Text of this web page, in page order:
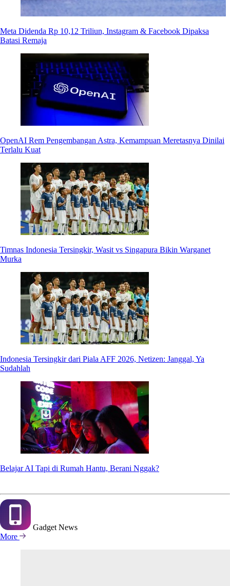
Meta Didenda Rp 10,12 Triliun, Instagram & Facebook Dipaksa
Batasi Remaja
OpenAI Rem Pengembangan Astra, Kemampuan Meretasnya Dinilai
Terlalu Kuat
Timnas Indonesia Tersingkir, Wasit vs Singapura Bikin Warganet
Murka
Indonesia Tersingkir dari Piala AFF 2026, Netizen: Janggal, Ya
Sudahlah
Belajar AI Tapi di Rumah Hantu, Berani Nggak?
Gadget News
More